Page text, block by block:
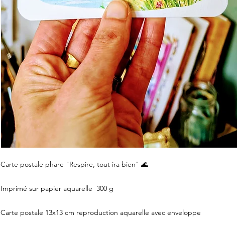
Carte postale phare "Respire, tout ira bien" 🌊
Imprimé sur papier aquarelle 300 g
Carte postale 13x13 cm reproduction aquarelle avec enveloppe